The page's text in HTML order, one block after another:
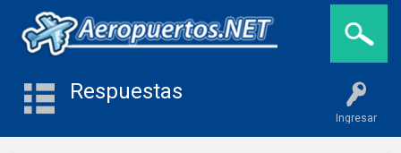
Ingresar
Respuestas